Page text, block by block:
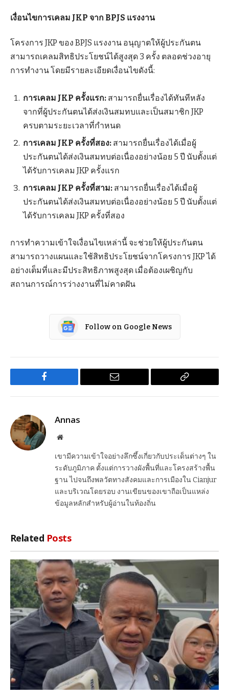
เงื่อนไขการเคลม JKP จาก BPJS แรงงาน
โครงการ JKP ของ BPJS แรงงาน อนุญาตให้ผู้ประกันตน
สามารถเคลมสิทธิประโยชน์ได้สูงสุด 3 ครั้ง ตลอดช่วงอายุ
การทำงาน โดยมีรายละเอียดเงื่อนไขดังนี้:
การเคลม JKP ครั้งแรก: สามารถยื่นเรื่องได้ทันทีหลัง
จากที่ผู้ประกันตนได้ส่งเงินสมทบและเป็นสมาชิก JKP
ครบตามระยะเวลาที่กำหนด
การเคลม JKP ครั้งที่สอง: สามารถยื่นเรื่องได้เมื่อผู้
ประกันตนได้ส่งเงินสมทบต่อเนื่องอย่างน้อย 5 ปี นับตั้งแต่
ได้รับการเคลม JKP ครั้งแรก
การเคลม JKP ครั้งที่สาม: สามารถยื่นเรื่องได้เมื่อผู้
ประกันตนได้ส่งเงินสมทบต่อเนื่องอย่างน้อย 5 ปี นับตั้งแต่
ได้รับการเคลม JKP ครั้งที่สอง
การทำความเข้าใจเงื่อนไขเหล่านี้ จะช่วยให้ผู้ประกันตน
สามารถวางแผนและใช้สิทธิประโยชน์จากโครงการ JKP ได้
อย่างเต็มที่และมีประสิทธิภาพสูงสุด เมื่อต้องเผชิญกับ
สถานการณ์การว่างงานที่ไม่คาดฝัน
Follow on Google News
Facebook Email
Copy
Annas
Website
เขามีความเข้าใจอย่างลึกซึ้งเกี่ยวกับประเด็นต่างๆ ใน
ระดับภูมิภาค ตั้งแต่การวางผังพื้นที่และโครงสร้างพื้น
ฐาน ไปจนถึงพลวัตทางสังคมและการเมืองใน Cianjur
และบริเวณโดยรอบ งานเขียนของเขาถือเป็นแหล่ง
ข้อมูลหลักสำหรับผู้อ่านในท้องถิ่น
Related Posts